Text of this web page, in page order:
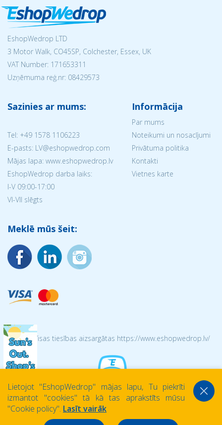
EshopWedrop LTD
3 Motor Walk, CO45SP, Colchester, Essex, UK
VAT Number: 171653311
Uzņēmuma reģ.nr: 08429573
Sazinies ar mums:
Tel: +49 1578 1106223
E-pasts: LV@eshopwedrop.com
Mājas lapa: www.eshopwedrop.lv
EshopWedrop darba laiks:
I-V 09:00-17:00
VI-VII slēgts
Informācija
Par mums
Noteikumi un nosacījumi
Privātuma politika
Kontakti
Vietnes karte
Meklē mūs šeit:
© 2026 Visas tiesības aizsargātas https://www.eshopwedrop.lv/
Lietojot ''EshopWedrop'' mājas lapu, Tu piekrīti
izmantot ''cookies'' tā kā tas aprakstīts mūsu
''Cookie policy''. Lasīt vairāk